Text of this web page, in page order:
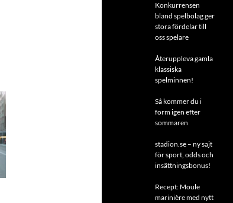
Konkurrensen
bland spelbolag ger
stora fördelar till
oss spelare
Återuppleva gamla
klassiska
spelminnen!
Så kommer du i
form igen efter
sommaren
stadion.se – ny sajt
för sport, odds och
insättningsbonus!
Recept: Moule
marinière med nytt